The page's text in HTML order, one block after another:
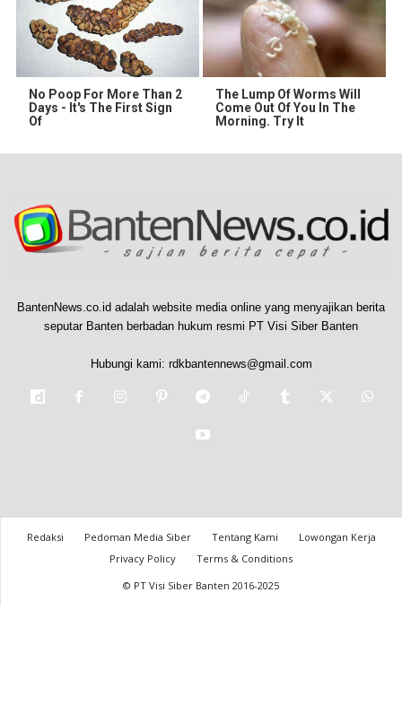
No Poop For More Than 2
Days - It's The First Sign
Of
The Lump Of Worms Will
Come Out Of You In The
Morning. Try It
BantenNews.co.id adalah website media online yang menyajikan berita
seputar Banten berbadan hukum resmi PT Visi Siber Banten
Hubungi kami: rdkbantennews@gmail.com
Redaksi Pedoman Media Siber Tentang Kami
Lowongan Kerja
Privacy Policy
Terms & Conditions
© PT Visi Siber Banten 2016-2025